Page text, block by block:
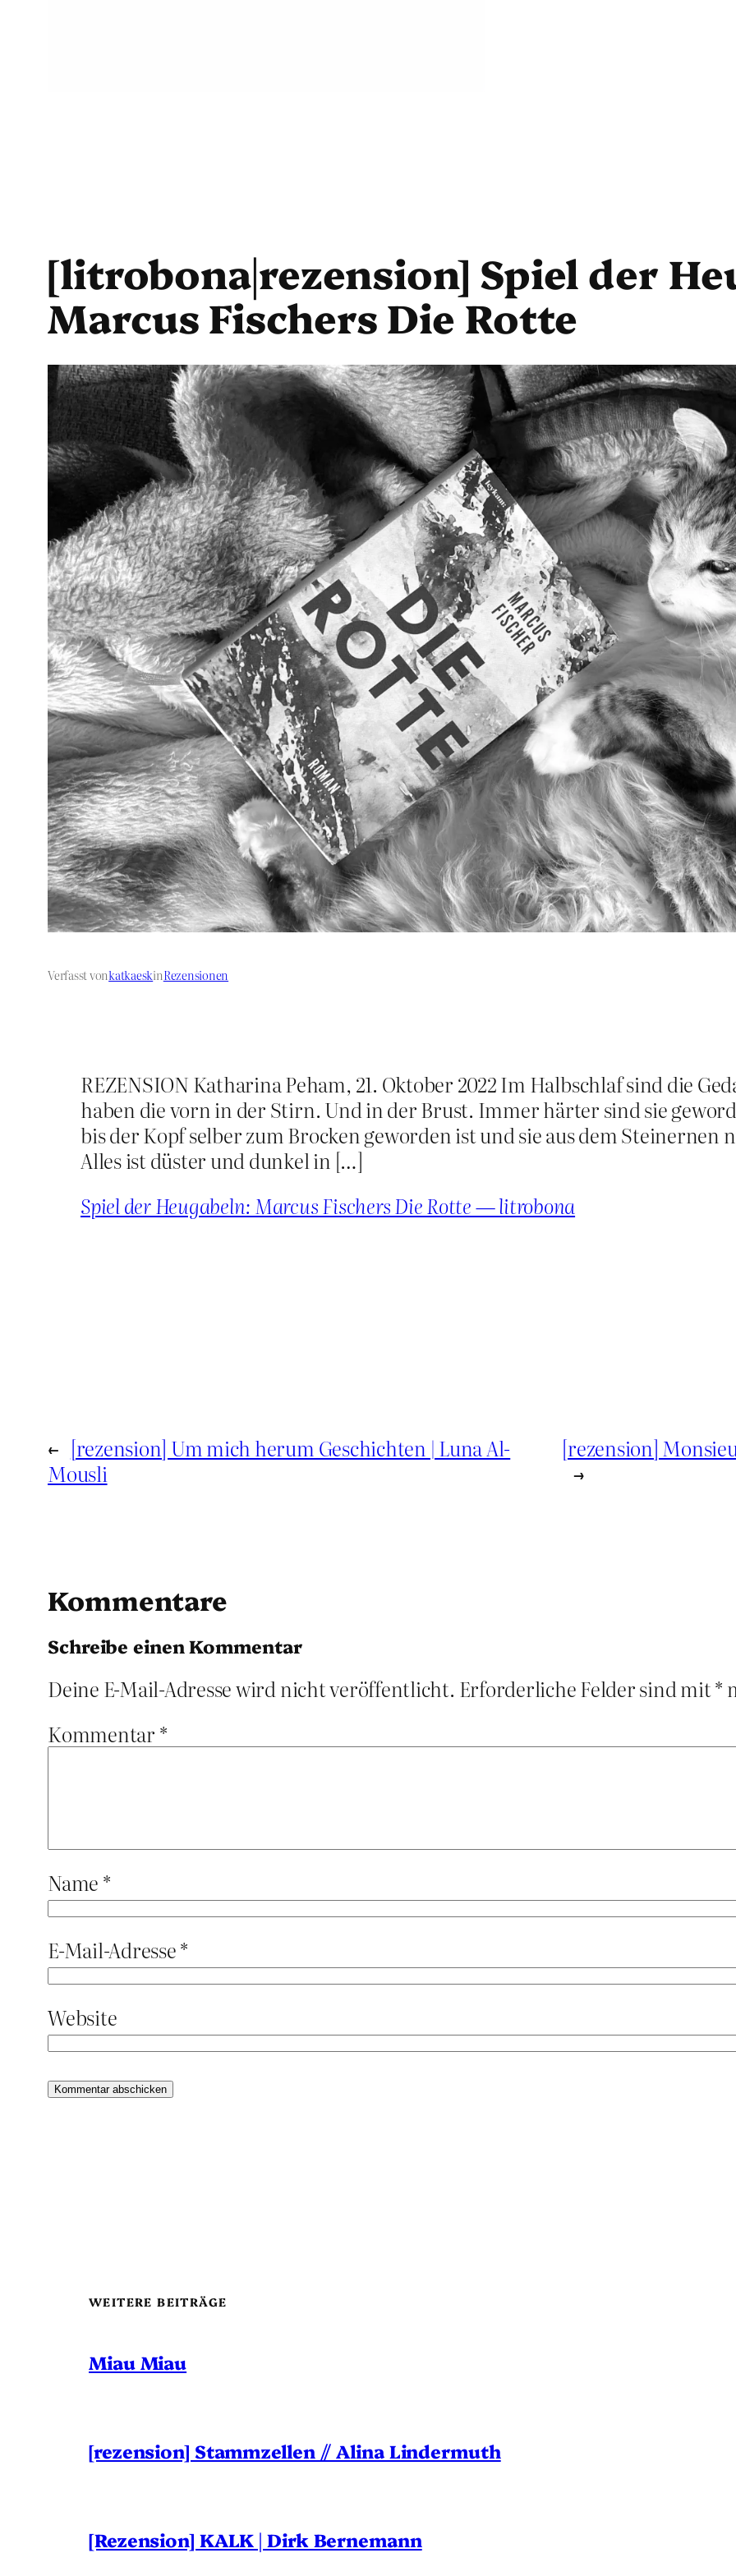
[litrobona|rezension] Spiel der
Marcus Fischers Die Rotte
Verfasst vonkatkaeskinRezensionen
REZENSION Katharina Peham, 21. Oktober 2022 Im Halbschlaf sind die
haben die vorn in der Stirn. Und in der Brust. Immer härter sind sie
bis der Kopf selber zum Brocken geworden ist und sie aus dem
Alles ist düster und dunkel in […]
Spiel der Heugabeln: Marcus Fischers Die Rotte — litrobona
← [rezension] Um mich herum Geschichten | Luna Al-
Mousli
[rezension]
→
Kommentare
Schreibe einen Kommentar
Deine E-Mail-Adresse wird nicht veröffentlicht. Erforderliche Felder sind mit*
Kommentar *
Name *
E-Mail-Adresse*
Website
WEITERE BEITRÄGE
Miau Miau
[rezension] Stammzellen // Alina Lindermuth
[Rezension] KALK | Dirk Bernemann